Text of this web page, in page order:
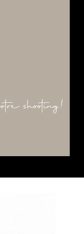
shooting!